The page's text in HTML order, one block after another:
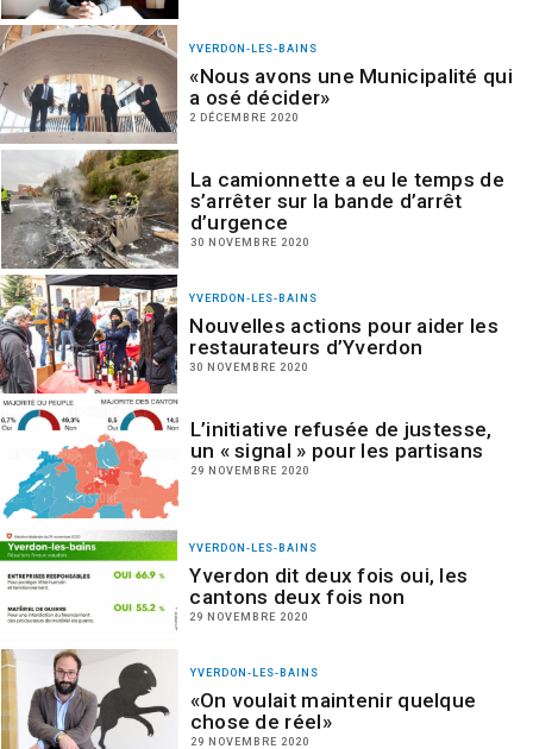
YVERDON-LES-BAINS
«Nous avons une Municipalité qui
a osé décider»
2 DÉCEMBRE 2020
La camionnette a eu le temps de
s’arrêter sur la bande d’arrêt
d’urgence
30 NOVEMBRE 2020
YVERDON-LES-BAINS
Nouvelles actions pour aider les
restaurateurs d’Yverdon
30 NOVEMBRE 2020
L’initiative refusée de justesse,
un « signal » pour les partisans
29 NOVEMBRE 2020
YVERDON-LES-BAINS
Yverdon dit deux fois oui, les
cantons deux fois non
29 NOVEMBRE 2020
YVERDON-LES-BAINS
«On voulait maintenir quelque
chose de réel»
29 NOVEMBRE 2020